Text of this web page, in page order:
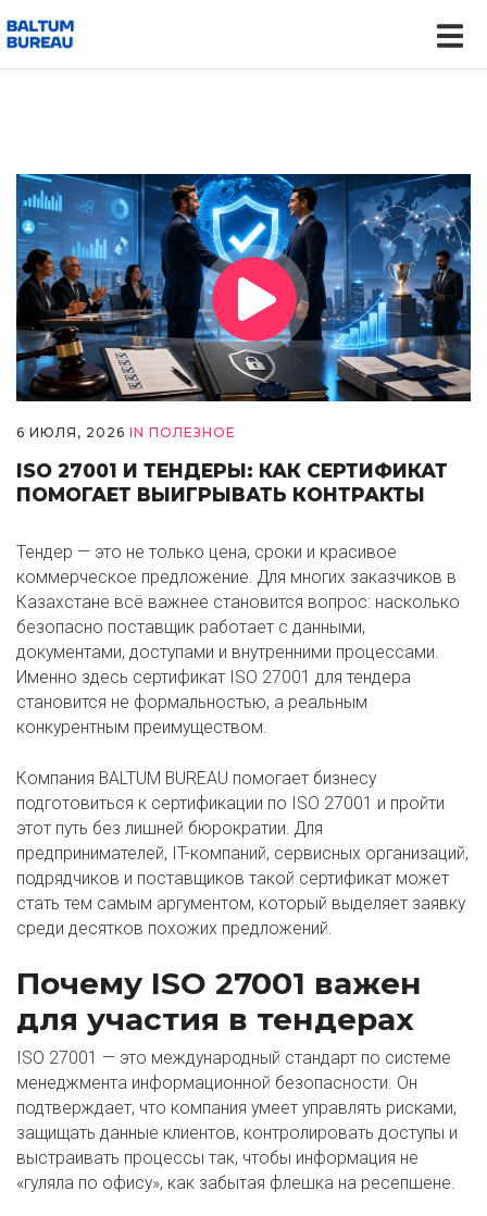
6 ИЮЛЯ, 2026 IN ПОЛЕЗНОЕ
ISO 27001 И ТЕНДЕРЫ: КАК СЕРТИФИКАТ
ПОМОГАЕТ ВЫИГРЫВАТЬ КОНТРАКТЫ
Тендер — это не только цена, сроки и красивое
коммерческое предложение. Для многих заказчиков в
Казахстане всё важнее становится вопрос: насколько
безопасно поставщик работает с данными,
документами, доступами и внутренними процессами.
Именно здесь сертификат ISO 27001 для тендера
становится не формальностью, а реальным
конкурентным преимуществом.
Компания BALTUM BUREAU помогает бизнесу
подготовиться к сертификации по ISO 27001 и пройти
этот путь без лишней бюрократии. Для
предпринимателей, IT-компаний, сервисных организаций,
подрядчиков и поставщиков такой сертификат может
стать тем самым аргументом, который выделяет заявку
среди десятков похожих предложений.
Почему ISO 27001 важен
для участия в тендерах
ISO 27001 — это международный стандарт по системе
менеджмента информационной безопасности. Он
подтверждает, что компания умеет управлять рисками,
защищать данные клиентов, контролировать доступы и
выстраивать процессы так, чтобы информация не
«гуляла по офису», как забытая флешка на ресепшене.